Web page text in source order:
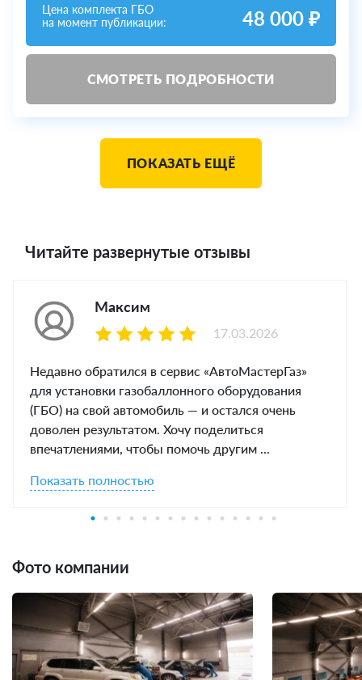
Цена комплекта ГБО
на момент публикации:
48 000 ₽
СМОТРЕТЬ ПОДРОБНОСТИ
ПОКАЗАТЬ ЕЩЁ
Читайте развернутые отзывы
Максим
Недавно обратился в сервис «АвтоМастерГаз»
для установки газобаллонного оборудования
(ГБО) на свой автомобиль — и остался очень
доволен результатом. Хочу поделиться
впечатлениями, чтобы помочь другим ...
Показать полностью
17.03.2026
Фото компании